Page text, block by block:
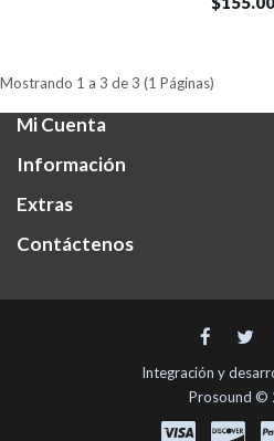
Mostrando 1 a 3 de 3 (1 Páginas)
Mi Cuenta
Información
Extras
Contáctenos
Integración y
Prosound ©